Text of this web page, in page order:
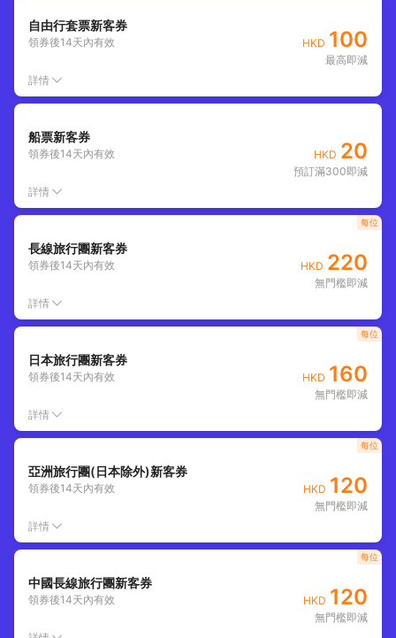
自由行套票新客券
領券後14天內有效 HKD 100
最高即減
詳情
船票新客券
領券後14天內有效 HKD 20
預訂滿300即減
詳情
長線旅行團新客券
領券後14天內有效 HKD 220
無門檻即減
每位
詳情
日本旅行團新客券
領券後14天內有效 HKD 160
無門檻即減
每位
詳情
亞洲旅行團(日本除外)新客券
領券後14天內有效 HKD 120
無門檻即減
每位
詳情
中國長線旅行團新客券
領券後14天內有效 HKD 120
無門檻即減
每位